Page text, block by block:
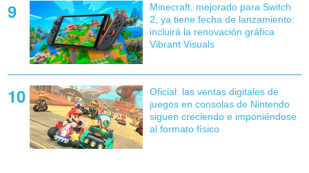
Minecraft, mejorado para Switch
2, ya tiene fecha de lanzamiento:
incluirá la renovación gráfica
Vibrant Visuals
Oficial: las ventas digitales de
juegos en consolas de Nintendo
siguen creciendo e imponiéndose
al formato físico